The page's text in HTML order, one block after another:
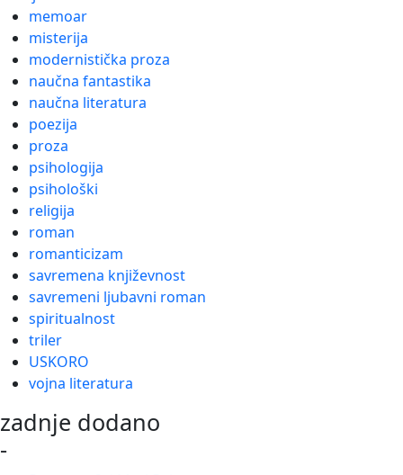
memoar
misterija
modernistička proza
naučna fantastika
naučna literatura
poezija
proza
psihologija
psihološki
religija
roman
romanticizam
savremena književnost
savremeni ljubavni roman
spiritualnost
triler
USKORO
vojna literatura
zadnje dodano
-